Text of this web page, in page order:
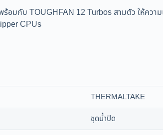
กับ TOUGHFAN 12 Turbos สามตัว ให้ควา
CPUs
THERMALTAKE
ชุดน้ำปิด